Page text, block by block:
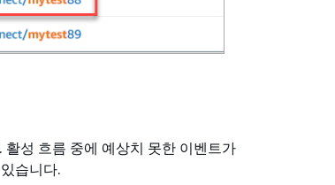
성 흐름 중에 예상치 못한 이벤트가
습니다.